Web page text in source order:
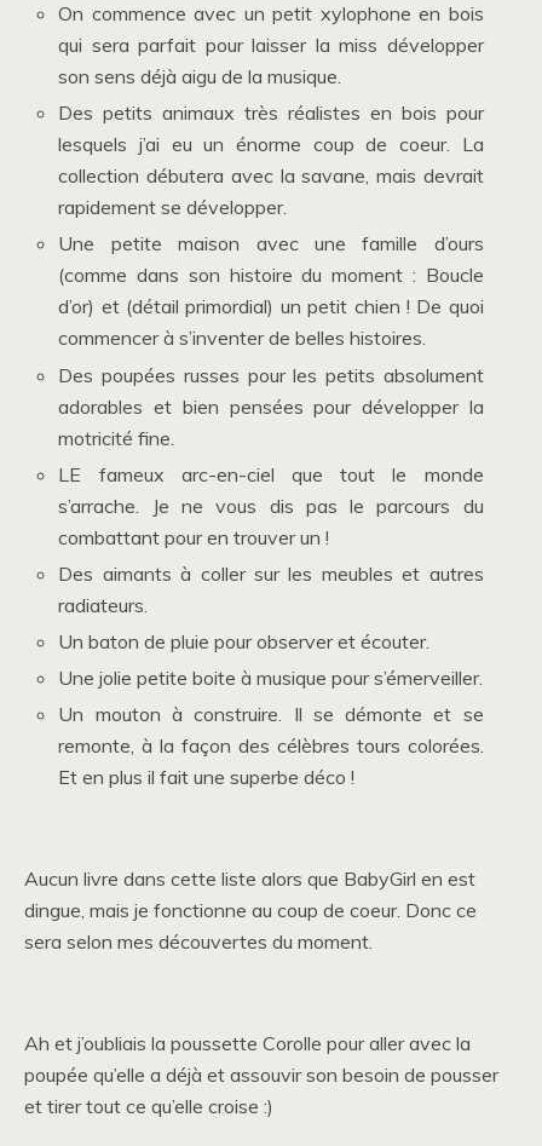
On commence avec un petit xylophone en bois
qui sera parfait pour laisser la miss développer
son sens déjà aigu de la musique.
Des petits animaux très réalistes en bois pour
lesquels j’ai eu un énorme coup de coeur. La
collection débutera avec la savane, mais devrait
rapidement se développer.
Une petite maison avec une famille d’ours
(comme dans son histoire du moment : Boucle
d’or) et (détail primordial) un petit chien ! De quoi
commencer à s’inventer de belles histoires.
Des poupées russes pour les petits absolument
adorables et bien pensées pour développer la
motricité fine.
LE fameux arc-en-ciel que tout le monde
s’arrache. Je ne vous dis pas le parcours du
combattant pour en trouver un !
Des aimants à coller sur les meubles et autres
radiateurs.
Un baton de pluie pour observer et écouter.
Une jolie petite boite à musique pour s’émerveiller.
Un mouton à construire. Il se démonte et se
remonte, à la façon des célèbres tours colorées.
Et en plus il fait une superbe déco !
Aucun livre dans cette liste alors que BabyGirl en est
dingue, mais je fonctionne au coup de coeur. Donc ce
sera selon mes découvertes du moment.
Ah et j’oubliais la poussette Corolle pour aller avec la
poupée qu’elle a déjà et assouvir son besoin de pousser
et tirer tout ce qu’elle croise :)